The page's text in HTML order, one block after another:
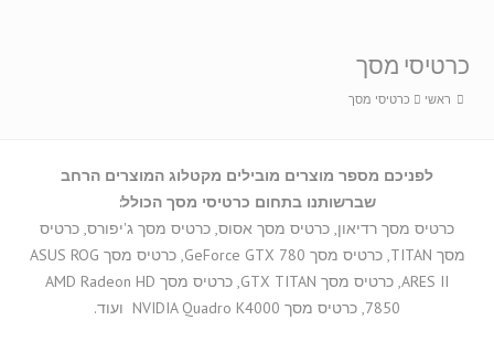
כרטיסי מסך
ראשי כרטיסי מסך
לפניכם מספר מוצרים מובילים מקטלוג המוצרים הרחב
שברשותנו בתחום כרטיסי מסך הכולל:
כרטיס מסך רדיאון, כרטיס מסך אסוס, כרטיס מסך ג'יפורס, כרטיס
מסך TITAN, כרטיס מסך GeForce GTX 780, כרטיס מסך ASUS ROG
ARES II, כרטיס מסך GTX TITAN, כרטיס מסך AMD Radeon HD
7850, כרטיס מסך NVIDIA Quadro K4000 ועוד.